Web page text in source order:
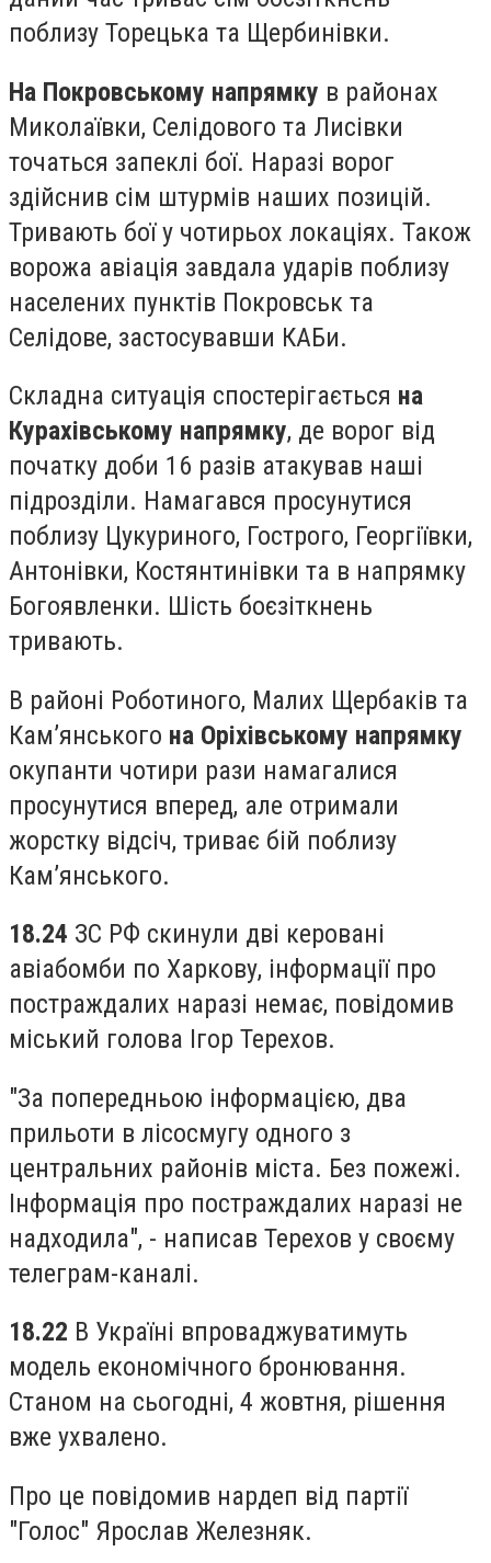
поблизу Торецька та Щербинівки.
На Покровському напрямку в районах
Миколаївки, Селідового та Лисівки
точаться запеклі бої. Наразі ворог
здійснив сім штурмів наших позицій.
Тривають бої у чотирьох локаціях. Також
ворожа авіація завдала ударів поблизу
населених пунктів Покровськ та
Селідове, застосувавши КАБи.
Складна ситуація спостерігається на
Курахівському напрямку, де ворог від
початку доби 16 разів атакував наші
підрозділи. Намагався просунутися
поблизу Цукуриного, Гострого, Георгіївки,
Антонівки, Костянтинівки та в напрямку
Богоявленки. Шість боєзіткнень
тривають.
В районі Роботиного, Малих Щербаків та
Кам’янського на Оріхівському напрямку
окупанти чотири рази намагалися
просунутися вперед, але отримали
жорстку відсіч, триває бій поблизу
Кам’янського.
18.24 ЗС РФ скинули дві керовані
авіабомби по Харкову, інформації про
постраждалих наразі немає, повідомив
міський голова Ігор Терехов.
"За попередньою інформацією, два
прильоти в лісосмугу одного з
центральних районів міста. Без пожежі.
Інформація про постраждалих наразі не
надходила", - написав Терехов у своєму
телеграм-каналі.
18.22 В Україні впроваджуватимуть
модель економічного бронювання.
Станом на сьогодні, 4 жовтня, рішення
вже ухвалено.
Про це повідомив нардеп від партії
"Голос" Ярослав Железняк.